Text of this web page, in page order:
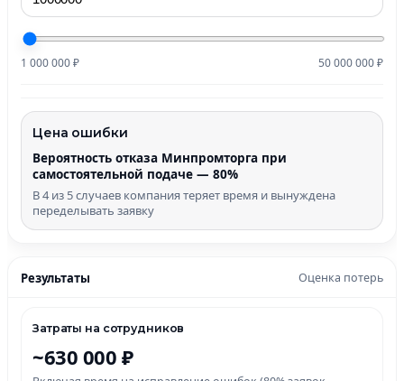
1 000 000 ₽ 50 000 000 ₽
Цена ошибки
Вероятность отказа Минпромторга при
самостоятельной подаче — 80%
В 4 из 5 случаев компания теряет время и вынуждена
переделывать заявку
Результаты Оценка потерь
Затраты на сотрудников
~630 000 ₽